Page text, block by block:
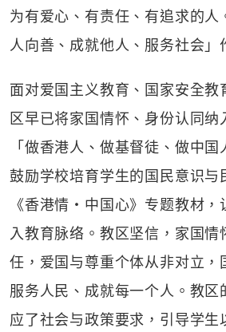
为有爱心、有责任、有追求的人
人向善、成就他人、服务社会」
面对爱国主义教育、国家安全教
区早已将家国情怀、身份认同纳
「做香港人、做基督徒、做中国
鼓励学校培育学生的国民意识与
《香港情・中国心》专题教材
入教育脉络。教区坚信，家国情
任，爱国与尊重个体从非对立，
服务人民、成就每一个人。教区
应了社会与政策要求，引导学生